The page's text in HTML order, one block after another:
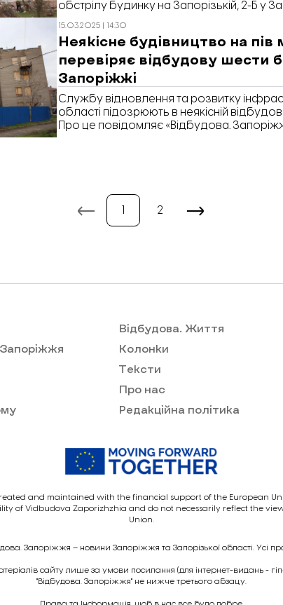
обстрілу будинку на Запорізькій, 2-Б у
15.03.2025 | 14:30
Неякісне будівництво на пів
перевіряє відбудову шести
Запоріжжі
Службу відновлення та розвитку
області підозрюють в неякісній
Про це повідомляє «Відбудова.
2
Відбудова. Життя
Колонки
Тексти
Про нас
Редакційна політика
and maintained with the financial support of the European
of Vidbudova Zaporizhzhia and do not necessarily reflect the
Union.
Запоріжжя – новини Запоріжжя та Запорізької області. Усі
сайту лише за умови посилання (для інтернет-видань -
"Відбудова. Запоріжжя" не нижче третього абзацу.